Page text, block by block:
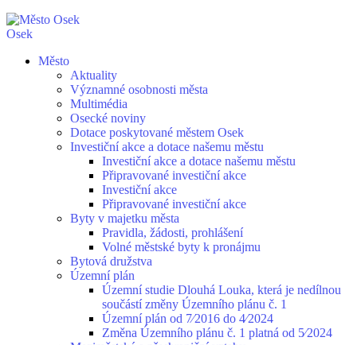
Osek
Město
Aktuality
Významné osobnosti města
Multimédia
Osecké noviny
Dotace poskytované městem Osek
Investiční akce a dotace našemu městu
Investiční akce a dotace našemu městu
Připravované investiční akce
Investiční akce
Připravované investiční akce
Byty v majetku města
Pravidla, žádosti, prohlášení
Volné městské byty k pronájmu
Bytová družstva
Územní plán
Územní studie Dlouhá Louka, která je nedílnou
součástí změny Územního plánu č. 1
Územní plán od 7⁄2016 do 4⁄2024
Změna Územního plánu č. 1 platná od 5⁄2024